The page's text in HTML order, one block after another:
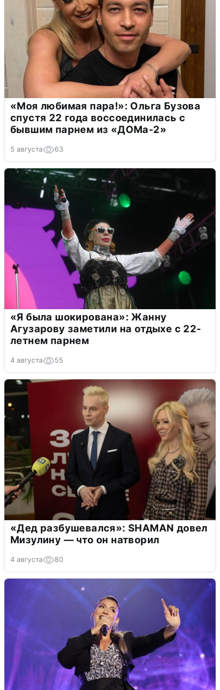
«Моя любимая пара!»: Ольга Бузова
спустя 22 года воссоединилась с
бывшим парнем из «ДОМа-2»
5 августа 63
«Я была шокирована»: Жанну
Агузарову заметили на отдыхе с 22-
летнем парнем
4 августа 55
«Дед разбушевался»: SHAMAN довел
Мизулину — что он натворил
4 августа 80